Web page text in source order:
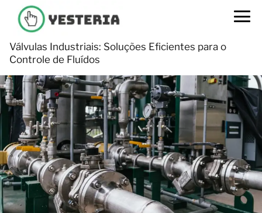
Válvulas Industriais: Soluções Eficientes para o
Controle de Fluídos